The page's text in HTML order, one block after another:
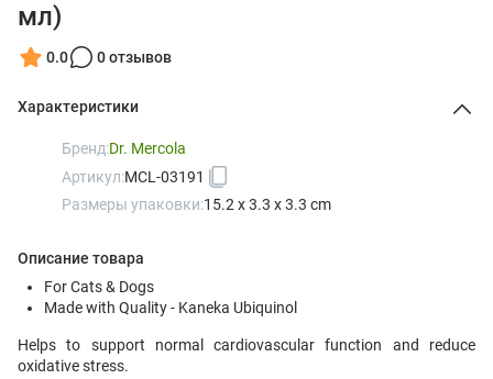
мл)
0.0 0 отзывов
Характеристики
Бренд:Dr. Mercola
Артикул:MCL-03191
Размеры упаковки:15.2 x 3.3 x 3.3 cm
Описание товара
For Cats & Dogs
Made with Quality - Kaneka Ubiquinol
Helps to support normal cardiovascular function and reduce
oxidative stress.